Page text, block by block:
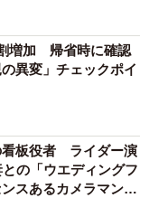
月額24万円の3
料・厚生年金保
基づく）
を活用）
増加 帰省時に確認
異変」チェックポイ
看板役者 ライダー演
の「ウエディングフ
スあるカメラマン求